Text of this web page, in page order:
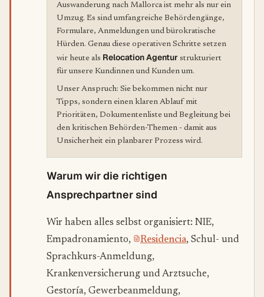
Auswanderung nach Mallorca ist mehr als nur ein
Umzug. Es sind umfangreiche Behördengänge,
Formulare, Anmeldungen und bürokratische
Hürden. Genau diese operativen Schritte setzen
wir heute als Relocation Agentur strukturiert
für unsere Kundinnen und Kunden um.
Unser Anspruch: Sie bekommen nicht nur
Tipps, sondern einen klaren Ablauf mit
Prioritäten, Dokumentenliste und Begleitung bei
den kritischen Behörden-Themen - damit aus
Unsicherheit ein planbarer Prozess wird.
Warum wir die richtigen
Ansprechpartner sind
Wir haben alles selbst organisiert: NIE,
Empadronamiento,
Residencia, Schul- und
Sprachkurs-Anmeldung,
Krankenversicherung und Arztsuche,
Gestoría, Gewerbeanmeldung,